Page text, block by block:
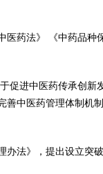
医药法》 《中药品种
促进中医药传承创新
善中医药管理体制机
办法》，提出设立突